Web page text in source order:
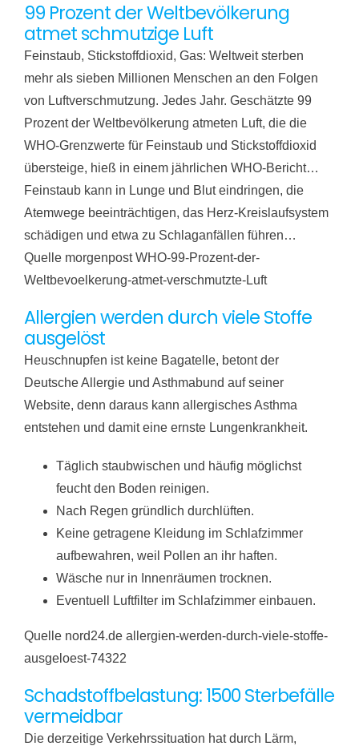
99 Prozent der Weltbevölkerung
atmet schmutzige Luft
Feinstaub, Stickstoffdioxid, Gas: Weltweit sterben
mehr als sieben Millionen Menschen an den Folgen
von Luftverschmutzung. Jedes Jahr. Geschätzte 99
Prozent der Weltbevölkerung atmeten Luft, die die
WHO-Grenzwerte für Feinstaub und Stickstoffdioxid
übersteige, hieß in einem jährlichen WHO-Bericht…
Feinstaub kann in Lunge und Blut eindringen, die
Atemwege beeinträchtigen, das Herz-Kreislaufsystem
schädigen und etwa zu Schlaganfällen führen…
Quelle morgenpost WHO-99-Prozent-der-
Weltbevoelkerung-atmet-verschmutzte-Luft
Allergien werden durch viele Stoffe
ausgelöst
Heuschnupfen ist keine Bagatelle, betont der
Deutsche Allergie und Asthmabund auf seiner
Website, denn daraus kann allergisches Asthma
entstehen und damit eine ernste Lungenkrankheit.
Täglich staubwischen und häufig möglichst
feucht den Boden reinigen.
Nach Regen gründlich durchlüften.
Keine getragene Kleidung im Schlafzimmer
aufbewahren, weil Pollen an ihr haften.
Wäsche nur in Innenräumen trocknen.
Eventuell Luftfilter im Schlafzimmer einbauen.
Quelle nord24.de allergien-werden-durch-viele-stoffe-
ausgeloest-74322
Schadstoffbelastung: 1500 Sterbefälle
vermeidbar
Die derzeitige Verkehrssituation hat durch Lärm,